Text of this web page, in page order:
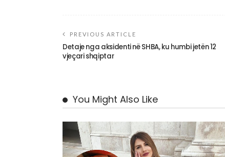
PREVIOUS ARTICLE
Detaje nga aksidenti në SHBA, ku humbi jetën 12
vjeçari shqiptar
You Might Also Like